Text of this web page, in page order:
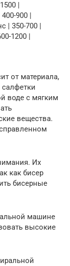
|
900 |
| 350-700 |
1200 |
от материала,
воде с мягким
вещества.
Их
как бисер
бисерные
машине
высокие